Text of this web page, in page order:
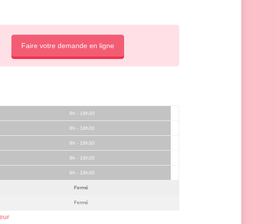
Faire votre demande en ligne
8h - 18h30
8h - 18h30
8h - 18h30
8h - 18h30
8h - 18h30
Fermé
Fermé